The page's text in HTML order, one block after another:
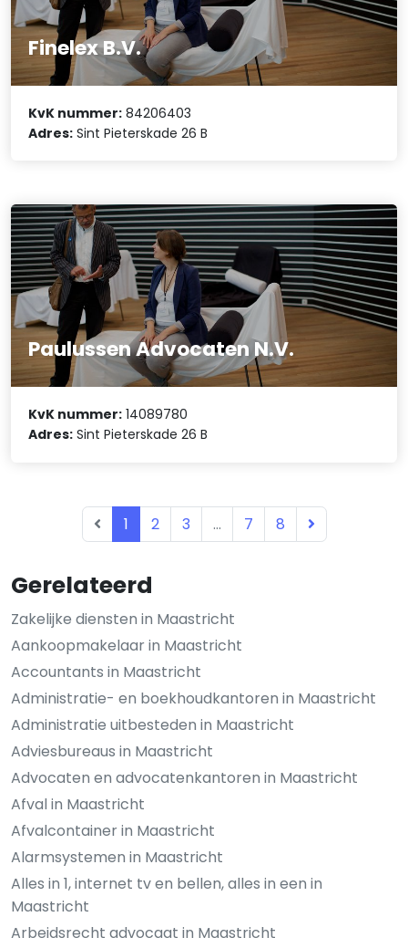
Gerelateerd
Zakelijke diensten in Maastricht
Aankoopmakelaar in Maastricht
Accountants in Maastricht
Administratie- en boekhoudkantoren in Maastricht
Administratie uitbesteden in Maastricht
Adviesbureaus in Maastricht
Advocaten en advocatenkantoren in Maastricht
Afval in Maastricht
Afvalcontainer in Maastricht
Alarmsystemen in Maastricht
Alles in 1, internet tv en bellen, alles in een in
Maastricht
Arbeidsrecht advocaat in Maastricht
Finelex B.V.
KvK nummer: 84206403
Adres: Sint Pieterskade 26 B
Paulussen Advocaten N.V.
KvK nummer: 14089780
Adres: Sint Pieterskade 26 B
1 2 3 ... 7 8